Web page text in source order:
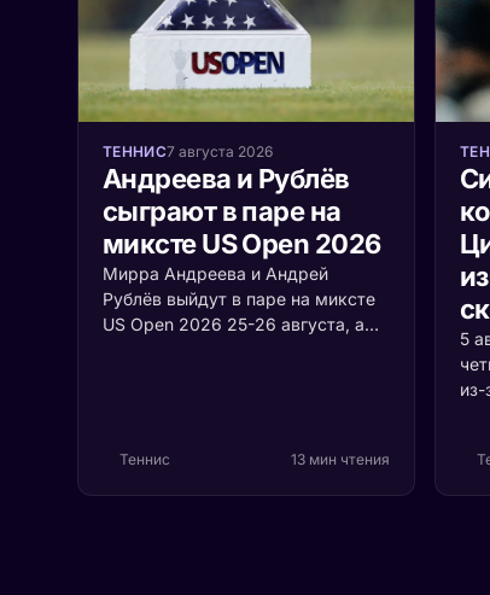
ТЕННИС7 августа 2026
Андреева и Рублёв
сыграют в паре на
миксте US Open 2026
Мирра Андреева и Андрей
Рублёв выйдут в паре на миксте
US Open 2026 25-26 августа, а
Теннис 13 мин чтения
5